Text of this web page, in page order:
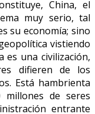
China, el
muy serio, tal
su economía; sino
vistiendo
es una civilización,
difieren de los
Está hambrienta
millones de seres
entrante